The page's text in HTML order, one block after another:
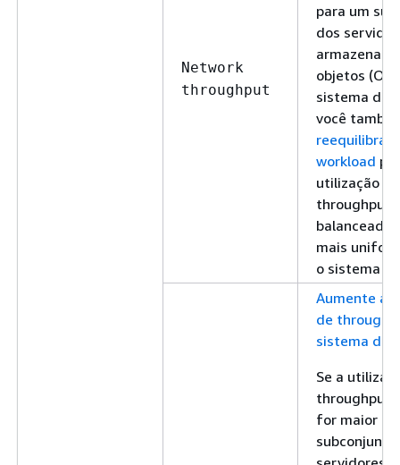
Network
throughput
para um
dos
objetos
sistema de
você
reequilibrar
workload
utilização do
throughput
balanceada
mais
o sistema
Aumente a
de
sistema de
Se a
throughput
for maior
subconjunto